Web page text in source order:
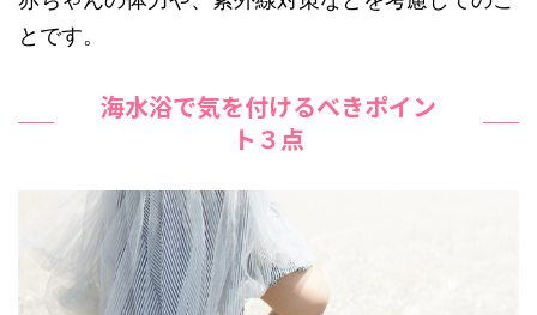
とです。
海水浴で気を付けるべきポイン
ト３点